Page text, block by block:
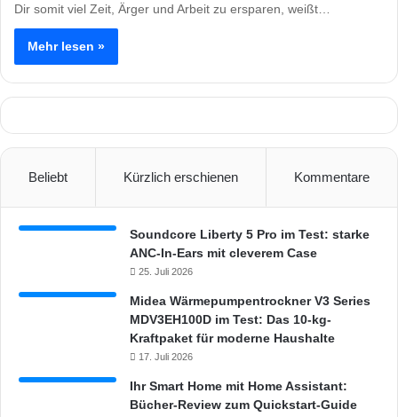
Dir somit viel Zeit, Ärger und Arbeit zu ersparen, weißt…
Mehr lesen »
Beliebt Kürzlich erschienen Kommentare
Soundcore Liberty 5 Pro im Test: starke
ANC-In-Ears mit cleverem Case
25. Juli 2026
Midea Wärmepumpentrockner V3 Series
MDV3EH100D im Test: Das 10-kg-
Kraftpaket für moderne Haushalte
17. Juli 2026
Ihr Smart Home mit Home Assistant:
Bücher-Review zum Quickstart-Guide